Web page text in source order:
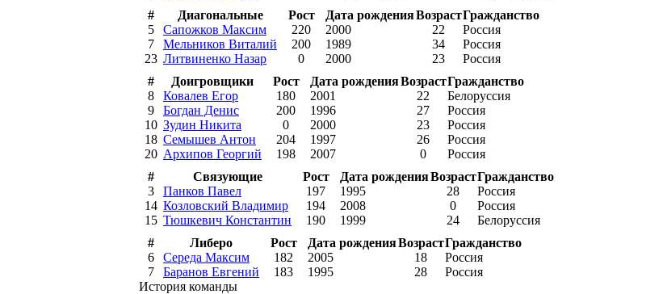
#
Диагональные Рост Дата рожденияВозрастГражданство
5
Сапожков Максим 220 2000 22
Россия
7
Мельников Виталий 200 1989 34
Россия
23 Литвиненко Назар 0 2000 23
Россия
#
Доигровщики Рост Дата рожденияВозрастГражданство
8
Ковалев Егор 180 2001 22
Белоруссия
9
Богдан Денис 200 1996 27
Россия
10 Зудин Никита 0 2000 23
Россия
18 Семышев Антон 204 1997 26
Россия
20 Архипов Георгий 198 2007 0
Россия
#
Связующие Рост Дата рожденияВозрастГражданство
3
Панков Павел 197 1995 28
Россия
14 Козловский Владимир 194 2008 0
Россия
15 Тюшкевич Константин 190 1999 24
Белоруссия
#
Либеро Рост Дата рожденияВозрастГражданство
6
Середа Максим 182 2005 18
Россия
7
Баранов Евгений 183 1995 28
Россия
История команды